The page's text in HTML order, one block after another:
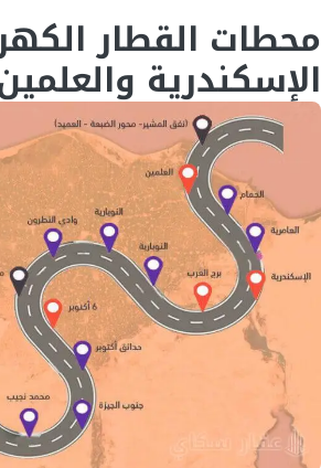
محطات القطار
الإسكندرية